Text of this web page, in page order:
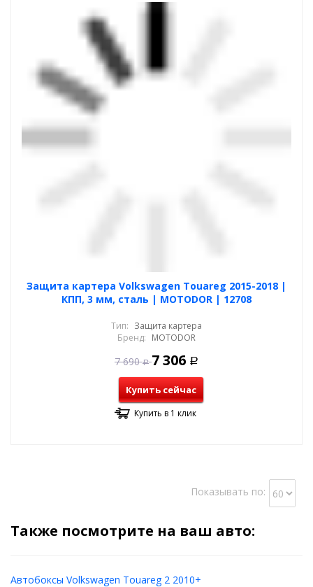
Защита картера Volkswagen Touareg 2015-2018 |
КПП, 3 мм, сталь | MOTODOR | 12708
Тип: Защита картера
Бренд: MOTODOR
7 690 Р 7 306 Р
Купить сейчас
Купить в 1 клик
Показывать по:
Также посмотрите на ваш авто:
Автобоксы Volkswagen Touareg 2 2010+